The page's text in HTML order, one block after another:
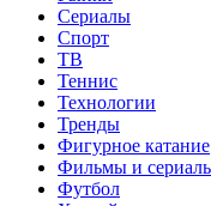
Сериалы
Спорт
ТВ
Теннис
Технологии
Тренды
Фигурное катание
Фильмы и
Футбол